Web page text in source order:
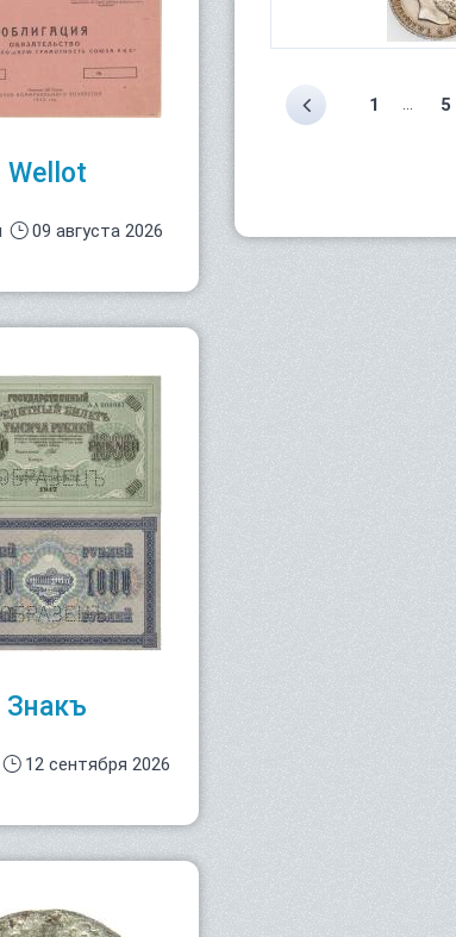
Wellot
09 августа 2026
Знакъ
12 сентября 2026
1 5